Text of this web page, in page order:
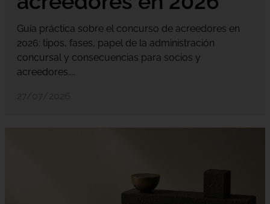
Guía práctica sobre el concurso de acreedores en
2026: tipos, fases, papel de la administración
concursal y consecuencias para socios y
acreedores....